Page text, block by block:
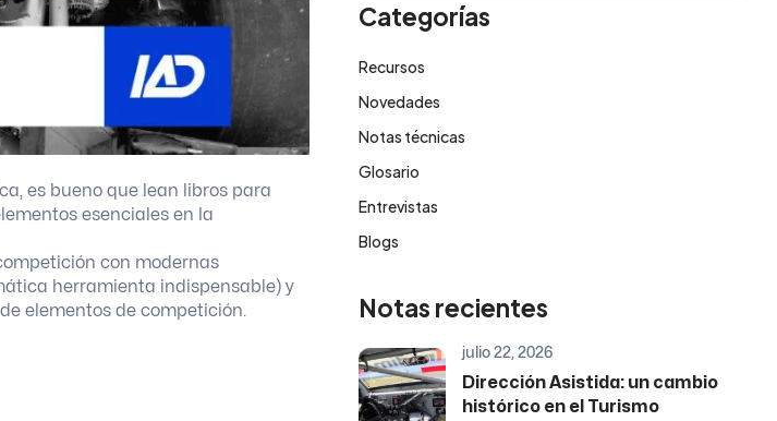
es bueno que lean libros para
esenciales en la
con modernas
herramienta indispensable) y
elementos de competición.
Categorías
Recursos
Novedades
Notas técnicas
Glosario
Entrevistas
Blogs
Notas recientes
julio 22, 2026
Dirección Asistida: un cambio
histórico en el Turismo